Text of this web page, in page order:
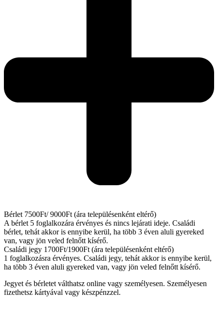
Bérlet 7500Ft/ 9000Ft (ára településenként eltérő)
A bérlet 5 foglalkozára érvényes és nincs lejárati ideje. Családi
bérlet, tehát akkor is ennyibe kerül, ha több 3 éven aluli gyereked
van, vagy jön veled felnőtt kísérő.
Családi jegy 1700Ft/1900Ft (ára településenként eltérő)
1 foglalkozásra érvényes. Családi jegy, tehát akkor is ennyibe kerül,
ha több 3 éven aluli gyereked van, vagy jön veled felnőtt kísérő.
Jegyet és bérletet válthatsz online vagy személyesen. Személyesen
fizethetsz kártyával vagy készpénzzel.